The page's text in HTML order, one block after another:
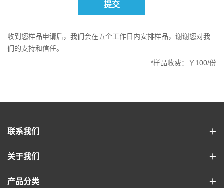
提交
收到您样品申请后，我们会在五个工作日内安排样品，谢谢您对我
们的支持和信任。
*样品收费：￥100/份
联系我们
关于我们
产品分类